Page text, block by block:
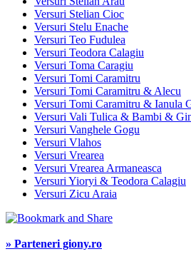
Versuri Stelian Cioc
Versuri Stelu Enache
Versuri Teo Fudulea
Versuri Teodora Calagiu
Versuri Toma Caragiu
Versuri Tomi Caramitru
Versuri Tomi Caramitru & Alecu
Versuri Tomi Caramitru & Ianula
Versuri Vali Tulica & Bambi &
Versuri Vanghele Gogu
Versuri Vlahos
Versuri Vrearea
Versuri Vrearea Armaneasca
Versuri Yioryi & Teodora Calagiu
Versuri Zicu Araia
» Parteneri giony.ro